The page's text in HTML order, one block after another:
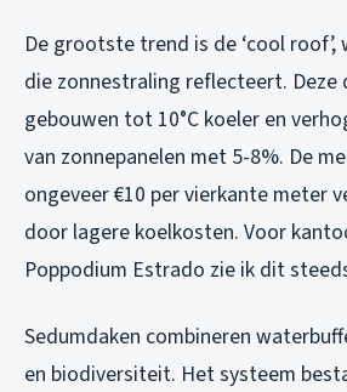
De grootste trend is de ‘cool
die zonnestraling reflecteert. Deze
gebouwen tot 10°C koeler en
van zonnepanelen met 5-8%. De
ongeveer €10 per vierkante meter
door lagere koelkosten. Voor
Poppodium Estrado zie ik dit
Sedumdaken combineren
en biodiversiteit. Het systeem